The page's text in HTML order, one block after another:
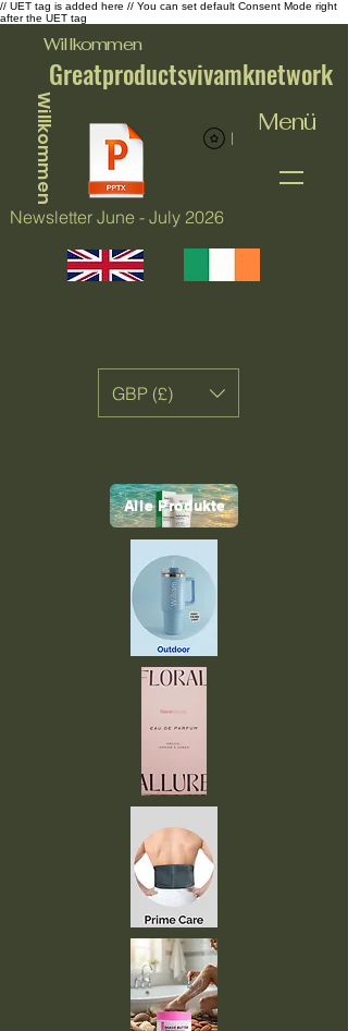
// UET tag is added here // You can set default Consent Mode right
after the UET tag
Willkommen
Newsletter June - July 2026
Greatproductsvivamknetwork
Menü
Willkommen
GBP (£)
Alle Produkte